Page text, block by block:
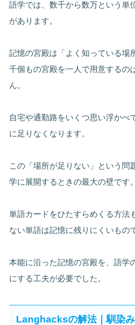
語学では、数千から数万という単
があります。
記憶の宮殿は「よく知っている場
千個もの宮殿を一人で用意するの
ん。
自宅や通勤路をいくつ思い浮かべ
に足りなくなります。
この「場所が足りない」という問
学に展開するときの最大の壁です。
単語カードをひたすらめくる方法
ない単語は記憶に残りにくいもの
本能に沿った記憶の宮殿を、語学
にする工夫が必要でした。
Langhacksの解法｜馴染